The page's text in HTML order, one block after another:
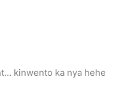
kinwento ka nya hehe